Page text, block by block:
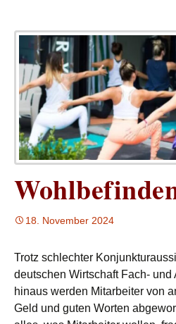
18. November 2024
Trotz schlechter
deutschen Wirtschaft Fach- und
hinaus werden Mitarbeiter von
Geld und guten Worten